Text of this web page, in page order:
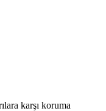
karşı koruma